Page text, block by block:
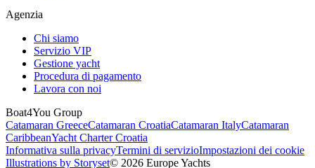
Agenzia
Chi siamo
Servizio VIP
Gestione yacht
Procedura di pagamento
Lavora con noi
Boat4You Group
Catamaran GreeceCatamaran CroatiaCatamaran ItalyCatamaran
CaribbeanYacht Charter Croatia
Informativa sulla privacyTermini di servizioImpostazioni dei cookie
Illustrations by Storyset© 2026 Europe Yachts